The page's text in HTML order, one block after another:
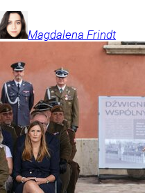
Magdalena Frindt